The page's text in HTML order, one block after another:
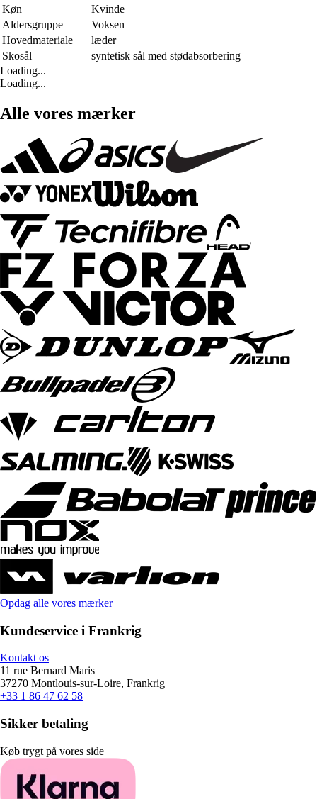
Køn
Kvinde
Aldersgruppe
Voksen
Hovedmateriale
læder
Skosål
syntetisk sål med stødabsorbering
Loading...
Loading...
Alle vores mærker
Opdag alle vores mærker
Kundeservice i Frankrig
Kontakt os
11 rue Bernard Maris
37270 Montlouis-sur-Loire, Frankrig
+33 1 86 47 62 58
Sikker betaling
Køb trygt på vores side